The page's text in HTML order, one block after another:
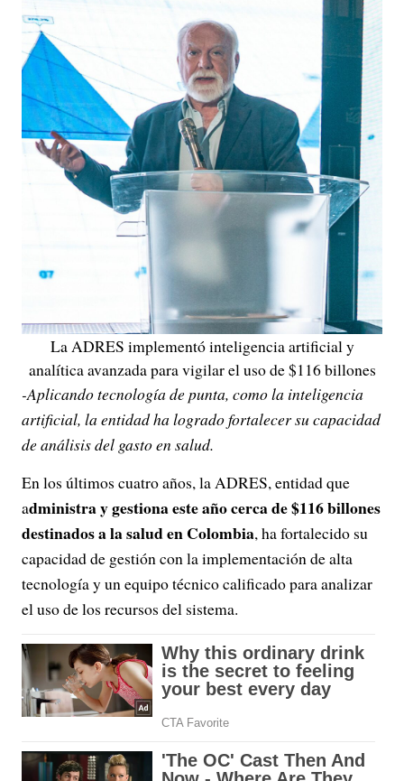
La ADRES implementó inteligencia artificial y
analítica avanzada para vigilar el uso de $116 billones
-Aplicando tecnología de punta, como la inteligencia
artificial, la entidad ha logrado fortalecer su capacidad
de análisis del gasto en salud.
En los últimos cuatro años, la ADRES, entidad que
administra y gestiona este año cerca de $116 billones
destinados a la salud en Colombia, ha fortalecido su
capacidad de gestión con la implementación de alta
tecnología y un equipo técnico calificado para analizar
el uso de los recursos del sistema.